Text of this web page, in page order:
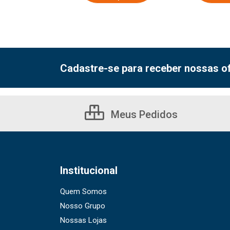
Cadastre-se para receber nossas
Meus Pedidos
Institucional
Quem Somos
Nosso Grupo
Nossas Lojas